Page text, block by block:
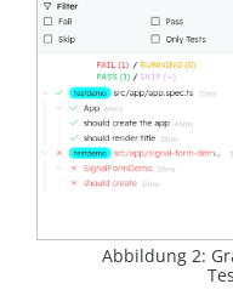
Abbildung 2: